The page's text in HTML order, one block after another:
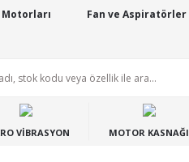
Fan ve Aspiratörler
VİBRASYON MOTOR KASNAĞI